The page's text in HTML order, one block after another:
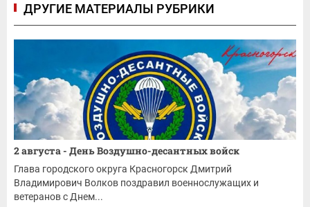
ДРУГИЕ МАТЕРИАЛЫ РУБРИКИ
2 августа - День Воздушно-десантных войск
Глава городского округа Красногорск Дмитрий
Владимирович Волков поздравил военнослужащих и
ветеранов с Днем...